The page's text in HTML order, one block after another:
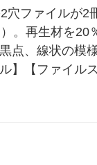
ファイルが2
。再生材を
点、線状の模
】【ファイル